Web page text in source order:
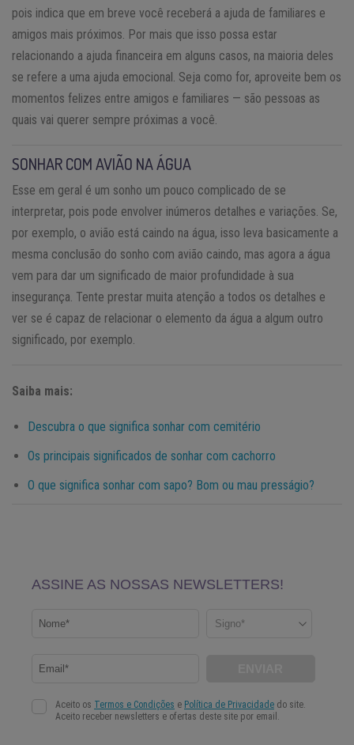
pois indica que em breve você receberá a ajuda de familiares e
amigos mais próximos. Por mais que isso possa estar
relacionando a ajuda financeira em alguns casos, na maioria deles
se refere a uma ajuda emocional. Seja como for, aproveite bem os
momentos felizes entre amigos e familiares — são pessoas as
quais vai querer sempre próximas a você.
SONHAR COM AVIÃO NA ÁGUA
Esse em geral é um sonho um pouco complicado de se
interpretar, pois pode envolver inúmeros detalhes e variações. Se,
por exemplo, o avião está caindo na água, isso leva basicamente a
mesma conclusão do sonho com avião caindo, mas agora a água
vem para dar um significado de maior profundidade à sua
insegurança. Tente prestar muita atenção a todos os detalhes e
ver se é capaz de relacionar o elemento da água a algum outro
significado, por exemplo.
Saiba mais:
Descubra o que significa sonhar com cemitério
Os principais significados de sonhar com cachorro
O que significa sonhar com sapo? Bom ou mau presságio?